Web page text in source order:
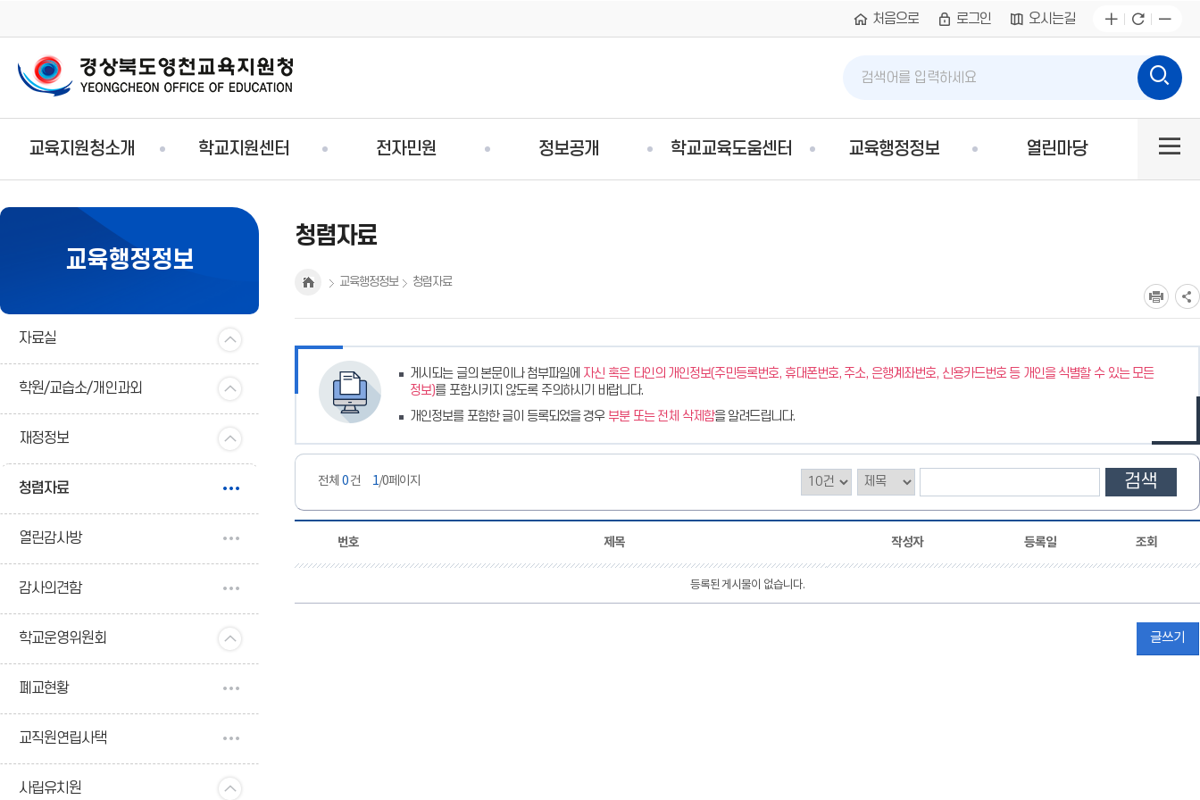
처음으로 로그인 오시는길
검
색
어
입
력
검
색
뉴
교육지원청소개 학교지원센터 전자민원 정보공개 학교교육도움센터 교육행정정보 열린마당
사이
교육행정정보
자료실
학원/교습소/개인과외
재정정보
청렴자료
열린감사방
감사의견함
학교운영위원회
폐교현황
교직원연립사택
사립유치원
교육행정정보 청렴자료
청렴자료
게시되는 글의 본문이나 첨부파일에 자신 혹은 타인의 개인정보(주민등록번호, 휴대폰번호, 주소, 은행계좌번호, 신용카드번호 등 개인을 식별할 수 있는 모든
정보)를 포함시키지 않도록 주의하시기 바랍니다.
개인정보를 포함한 글이 등록되었을 경우 부분 또는 전체 삭제함을 알려드립니다.
전체 0건 1/0페이지 검색
번호 제목 작성자 등록일 조회
등록된 게시물이 없습니다.
글쓰기